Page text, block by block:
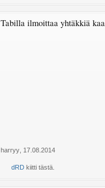
Tabilla ilmoittaa yhtäkkiä
harryy 17.08.2014
dRD kiitti tästä.